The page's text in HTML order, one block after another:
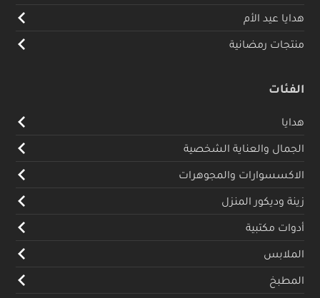
هدايا عيد الأم
منتجات رمضانية
الفئات
هدايا
الجمال والعناية الشخصية
الاكسسوارات والمجوهرات
زينة وديكور المنزل
أدوات مكتبية
الملابس
المطبخ